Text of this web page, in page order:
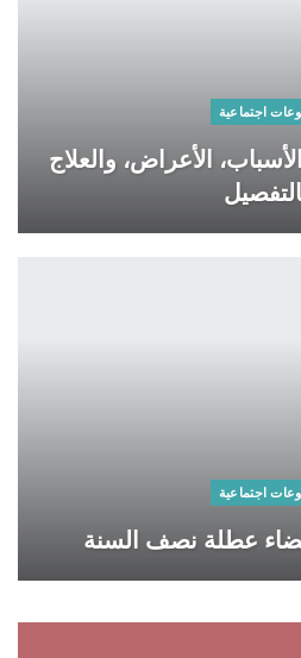
اجتماعية
الأعراض، والعلاج
اجتماعية
عطلة نصف السنة